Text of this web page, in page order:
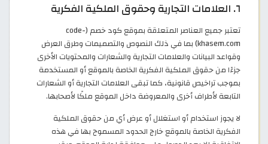
٦. العلامات التجارية وحقوق الملكية الفكرية
تعتبر جميع العناصر المتعلقة بموقع كود خصم (code-
khasem.com) بما في ذلك النصوص والتصميمات وطرق العرض
وقواعد البيانات والعلامات التجارية والشعارات والمحتويات الأخرى
جزءًا من حقوق الملكية الفكرية الخاصة بالموقع أو المستخدمة
بموجب تراخيص قانونية، كما تبقى العلامات التجارية أو الشعارات
التابعة لأطراف أخرى والمعروضة داخل الموقع ملكًا لأصحابها.
لا يجوز استخدام أو استغلال أو عرض أي من حقوق الملكية
الفكرية الخاصة بالموقع خارج الحدود المسموح بها في هذه